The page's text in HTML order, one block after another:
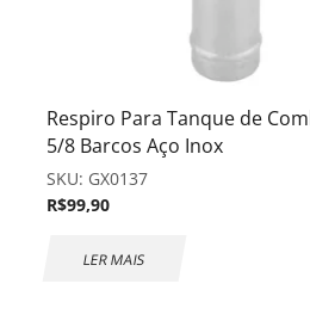
Respiro Para Tanque de
5/8 Barcos Aço Inox
SKU: GX0137
R$99,90
LER MAIS